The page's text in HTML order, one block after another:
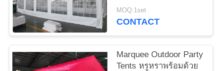
Windows For Weeding
MOQ:1set
CONTACT
Marquee Outdoor Party
Tents หรูหราพร้อมด้วย